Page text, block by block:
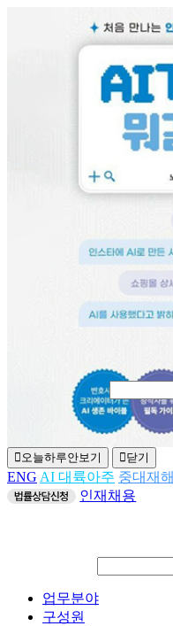
오늘하루안보기 닫기
ENG AI 대륙아주 중대재해
인재채용
업무분야
구성원